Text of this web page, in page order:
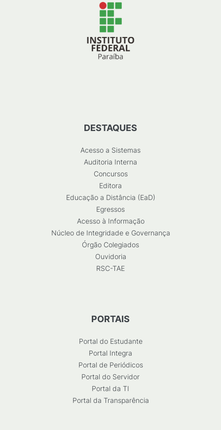
DESTAQUES
Acesso a Sistemas
Auditoria Interna
Concursos
Editora
Educação a Distância (EaD)
Egressos
Acesso à Informação
Núcleo de Integridade e Governança
Órgão Colegiados
Ouvidoria
RSC-TAE
PORTAIS
Portal do Estudante
Portal Integra
Portal de Periódicos
Portal do Servidor
Portal da TI
Portal da Transparência